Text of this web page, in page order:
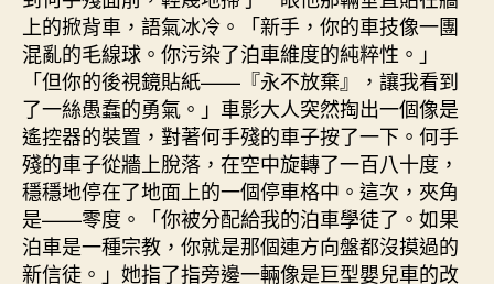
上的掀背車，語氣冰冷。「新手，你的車技像一團
混亂的毛線球。你污染了泊車維度的純粹性。」
「但你的後視鏡貼紙——『永不放棄』，讓我看到
了一絲愚蠢的勇氣。」車影大人突然掏出一個像是
遙控器的裝置，對著何手殘的車子按了一下。何手
殘的車子從牆上脫落，在空中旋轉了一百八十度，
穩穩地停在了地面上的一個停車格中。這次，夾角
是——零度。「你被分配給我的泊車學徒了。如果
泊車是一種宗教，你就是那個連方向盤都沒摸過的
新信徒。」她指了指旁邊一輛像是巨型嬰兒車的改